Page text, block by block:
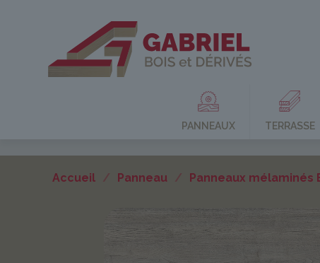
PANNEAUX TERRASSE
Accueil / Panneau / Panneaux mélaminés